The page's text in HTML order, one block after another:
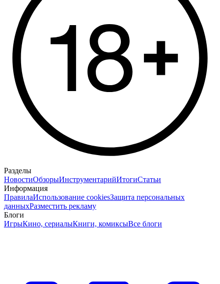
Разделы
НовостиОбзорыИнструментарийИтогиСтатьи
Информация
ПравилаИспользование cookiesЗащита персональных
данныхРазместить рекламу
Блоги
ИгрыКино, сериалыКниги, комиксыВсе блоги